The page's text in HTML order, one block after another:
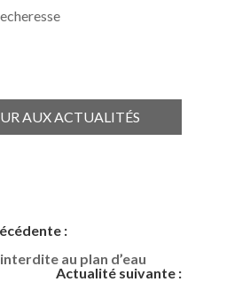
AUX ACTUALITÉS
:
au plan d’eau
Actualité suivante :